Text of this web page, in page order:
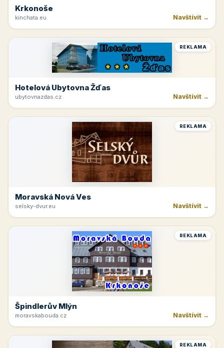
Krkonoše
kinchata.eu Navštívit →
REKLAMA
Hotelová Ubytovna Žďas
ubytovnazdas.cz Navštívit →
REKLAMA
Moravská Nová Ves
selsky-dvur.eu Navštívit →
REKLAMA
Špindlerův Mlýn
moravskabouda.cz Navštívit →
REKLAMA